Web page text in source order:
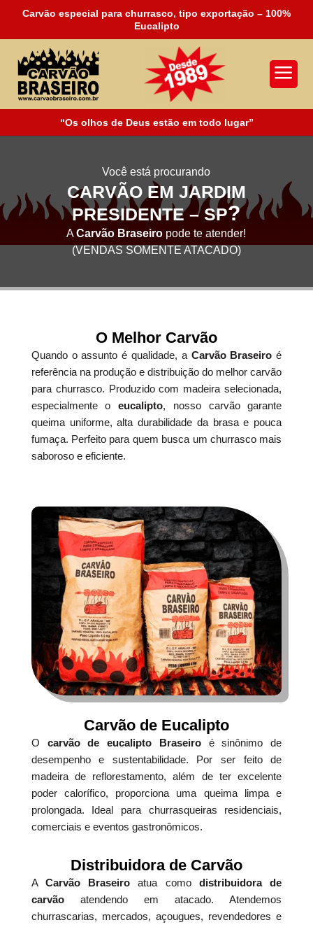
Carvão especial para churrasco, tipo exportação – 100%
Eucalipto
a
“Os olhos de Deus estão em todo lugar”
Você está procurando
CARVÃO EM JARDIM
PRESIDENTE – SP?
ACarvão Braseiro pode te atender!
(VENDAS SOMENTE ATACADO)
O Melhor Carvão
Quando o assunto é qualidade, a Carvão Braseiro é
referência na produção e distribuição do melhor carvão
para churrasco. Produzido com madeira selecionada,
especialmente oeucalipto, nosso carvão garante
queima uniforme, alta durabilidade da brasa e pouca
fumaça. Perfeito para quem busca um churrasco mais
saboroso e eficiente.
Carvão de Eucalipto
O carvão de eucalipto Braseiroé sinônimo de
desempenho e sustentabilidade. Por ser feito de
madeira de reflorestamento, além de ter excelente
poder calorífico, proporciona uma queima limpa e
prolongada. Ideal para churrasqueiras residenciais,
comerciais e eventos gastronômicos.
Distribuidora de Carvão
ACarvão Braseiro atua como distribuidora de
carvãoatendendo em atacado. Atendemos
churrascarias, mercados, açougues, revendedores e